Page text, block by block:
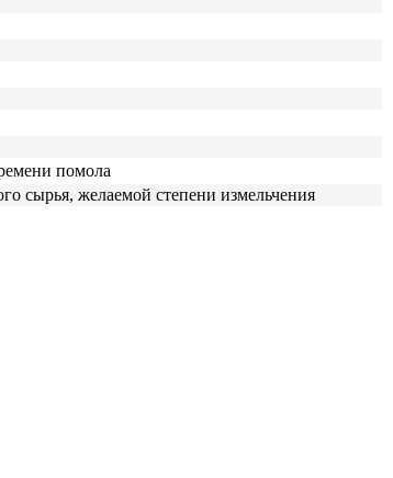
помола
сырья, желаемой степени измельчения